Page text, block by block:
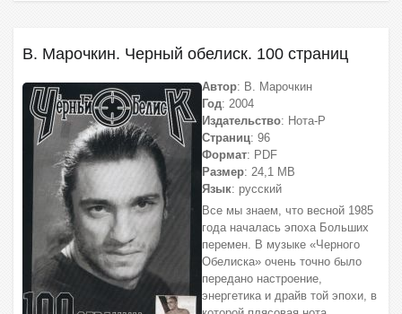
В. Марочкин. Черный обелиск. 100 страниц
Автор: В. Марочкин
Год: 2004
Издательство: Нота-Р
Страниц: 96
Формат: PDF
Размер: 24,1 МВ
Язык: русский
Все мы знаем, что весной 1985
года началась эпоха Больших
перемен. В музыке «Черного
Обелиска» очень точно было
передано настроение,
энергетика и драйв той эпохи, в